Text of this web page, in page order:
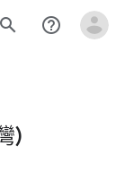
search help_outline
)